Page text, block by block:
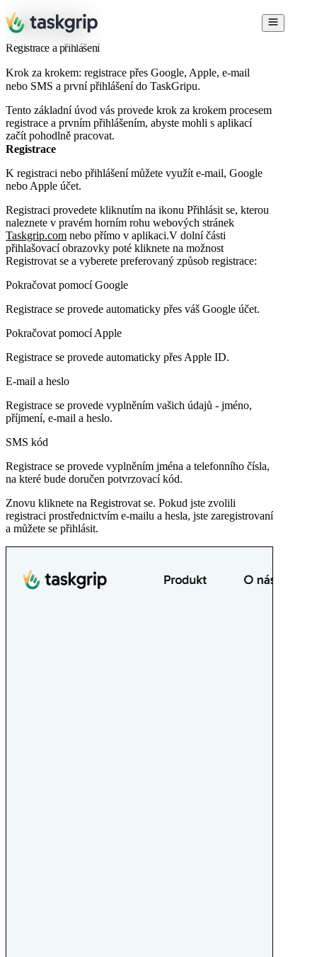
Zpět na návody
Registrace a přihlášení
Krok za krokem: registrace přes Google, Apple, e-mail
nebo SMS a první přihlášení do TaskGripu.
Tento základní úvod vás provede krok za krokem procesem
registrace a prvním přihlášením, abyste mohli s aplikací
začít pohodlně pracovat.
Registrace
K registraci nebo přihlášení můžete využít e-mail, Google
nebo Apple účet.
Registraci provedete kliknutím na ikonu Přihlásit se, kterou
naleznete v pravém horním rohu webových stránek
Taskgrip.com nebo přímo v aplikaci.V dolní části
přihlašovací obrazovky poté kliknete na možnost
Registrovat se a vyberete preferovaný způsob registrace:
Pokračovat pomocí Google
Registrace se provede automaticky přes váš Google účet.
Pokračovat pomocí Apple
Registrace se provede automaticky přes Apple ID.
E-mail a heslo
Registrace se provede vyplněním vašich údajů - jméno,
příjmení, e-mail a heslo.
SMS kód
Registrace se provede vyplněním jména a telefonního čísla,
na které bude doručen potvrzovací kód.
Znovu kliknete na Registrovat se. Pokud jste zvolili
registraci prostřednictvím e-mailu a hesla, jste zaregistrovaní
a můžete se přihlásit.